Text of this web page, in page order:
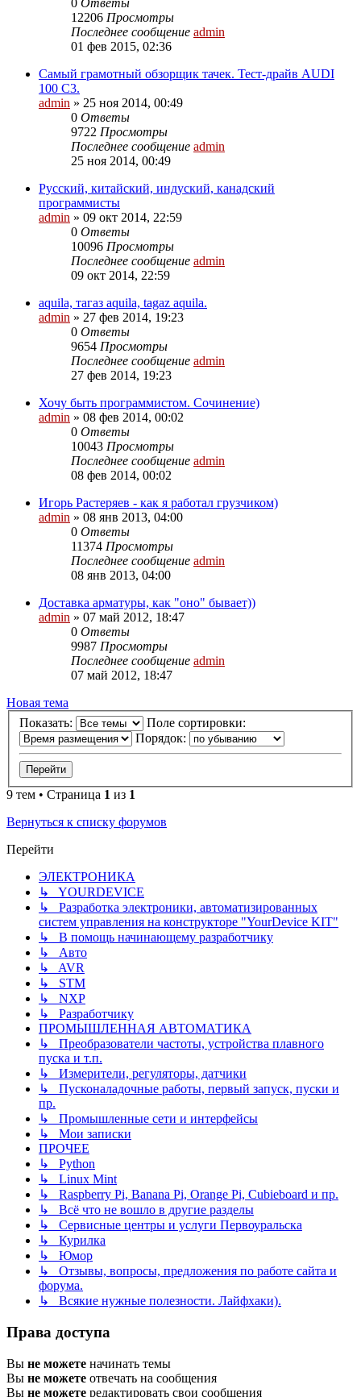
12206 Просмотры
Последнее сообщение admin
01 фев 2015, 02:36
Самый грамотный обзорщик тачек. Тест-драйв AUDI
100 С3.
admin » 25 ноя 2014, 00:49
0 Ответы
9722 Просмотры
Последнее сообщение admin
25 ноя 2014, 00:49
Русский, китайский, индуский, канадский
программисты
admin » 09 окт 2014, 22:59
0 Ответы
10096 Просмотры
Последнее сообщение admin
09 окт 2014, 22:59
aquila, тагаз aquila, tagaz aquila.
admin » 27 фев 2014, 19:23
0 Ответы
9654 Просмотры
Последнее сообщение admin
27 фев 2014, 19:23
Хочу быть программистом. Сочинение)
admin » 08 фев 2014, 00:02
0 Ответы
10043 Просмотры
Последнее сообщение admin
08 фев 2014, 00:02
Игорь Растеряев - как я работал грузчиком)
admin » 08 янв 2013, 04:00
0 Ответы
11374 Просмотры
Последнее сообщение admin
08 янв 2013, 04:00
Доставка арматуры, как "оно" бывает))
admin » 07 май 2012, 18:47
0 Ответы
9987 Просмотры
Последнее сообщение admin
07 май 2012, 18:47
Новая тема
Показать:
Поле сортировки:
Порядок:
9 тем • Страница 1 из 1
Вернуться к списку форумов
Перейти
ЭЛЕКТРОНИКА
↳ YOURDEVICE
↳ Разработка электроники, автоматизированных
систем управления на конструкторе "YourDevice KIT"
↳ В помощь начинающему разработчику
↳ Авто
↳ AVR
↳ STM
↳ NXP
↳ Разработчику
ПРОМЫШЛЕННАЯ АВТОМАТИКА
↳ Преобразователи частоты, устройства плавного
пуска и т.п.
↳ Измерители, регуляторы, датчики
↳ Пусконаладочные работы, первый запуск, пуски и
пр.
↳ Промышленные сети и интерфейсы
↳ Мои записки
ПРОЧЕЕ
↳ Python
↳ Linux Mint
↳ Raspberry Pi, Banana Pi, Orange Pi, Cubieboard и пр.
↳ Всё что не вошло в другие разделы
↳ Сервисные центры и услуги Первоуральска
↳ Курилка
↳ Юмор
↳ Отзывы, вопросы, предложения по работе сайта и
форума.
↳ Всякие нужные полезности. Лайфхаки).
Права доступа
Вы не можете начинать темы
Вы не можете отвечать на сообщения
Вы не можете редактировать свои сообщения